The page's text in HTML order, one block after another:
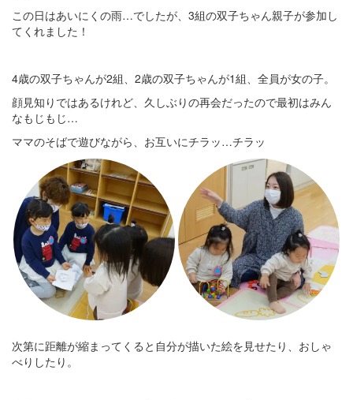
この日はあいにくの雨…でしたが、3組の双子ちゃん親子が参加し
てくれました！
4歳の双子ちゃんが2組、2歳の双子ちゃんが1組、全員が女の子。
顔見知りではあるけれど、久しぶりの再会だったので最初はみん
なもじもじ…
ママのそばで遊びながら、お互いにチラッ…チラッ
次第に距離が縮まってくると自分が描いた絵を見せたり、おしゃ
べりしたり。